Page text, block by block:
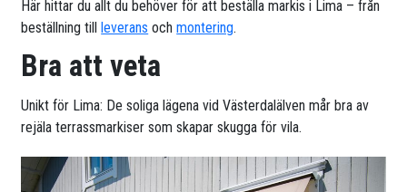
Här hittar du allt du behöver för att beställa markis i Lima – från
beställning tillleverans ochmontering.
Bra att veta
Unikt för Lima: De soliga lägena vid Västerdalälven mår bra av
rejäla terrassmarkiser som skapar skugga för vila.